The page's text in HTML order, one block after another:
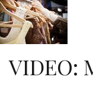
VIDEO: